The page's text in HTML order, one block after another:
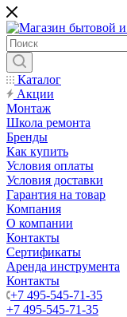
Каталог
Акции
Монтаж
Школа ремонта
Бренды
Как купить
Условия оплаты
Условия доставки
Гарантия на товар
Компания
О компании
Контакты
Сертификаты
Аренда инструмента
Контакты
+7 495-545-71-35
+7 495-545-71-35